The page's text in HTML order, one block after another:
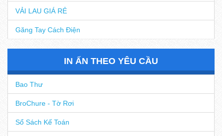
VẢI LAU GIÁ RẺ
Găng Tay Cách Điện
IN ẤN THEO YÊU CẦU
Bao Thư
BroChure - Tờ Rơi
Sổ Sách Kế Toán